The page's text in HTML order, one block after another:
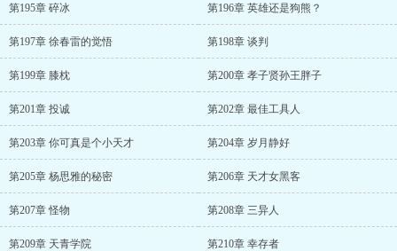
第195章 碎冰 第196章 英雄还是狗熊？
第197章 徐春雷的觉悟 第198章 谈判
第199章 膝枕 第200章 孝子贤孙王胖子
第201章 投诚 第202章 最佳工具人
第203章 你可真是个小天才 第204章 岁月静好
第205章 杨思雅的秘密 第206章 天才女黑客
第207章 怪物 第208章 三异人
第209章 天青学院 第210章 幸存者